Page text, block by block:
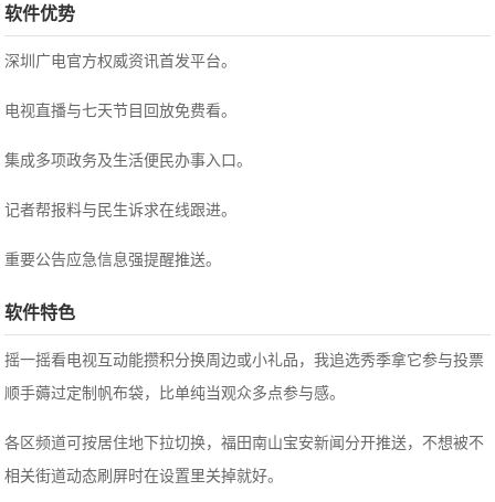
软件优势
深圳广电官方权威资讯首发平台。
电视直播与七天节目回放免费看。
集成多项政务及生活便民办事入口。
记者帮报料与民生诉求在线跟进。
重要公告应急信息强提醒推送。
软件特色
摇一摇看电视互动能攒积分换周边或小礼品，我追选秀季拿它参与投票
顺手薅过定制帆布袋，比单纯当观众多点参与感。
各区频道可按居住地下拉切换，福田南山宝安新闻分开推送，不想被不
相关街道动态刷屏时在设置里关掉就好。